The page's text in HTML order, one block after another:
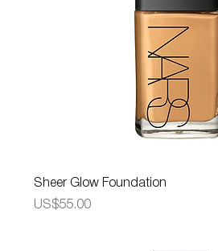
Sheer Glow Foundation
가격
US$55.00